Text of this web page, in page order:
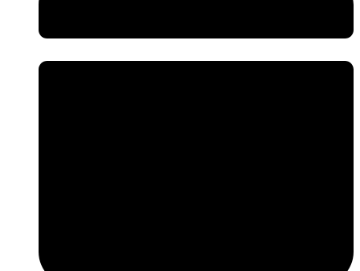
migrar de uma oferta de “produtos” isolados para
qualidade, produtos de síntese convencionais (em doses otimizadas e